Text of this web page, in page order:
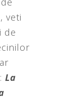
veti
de
La